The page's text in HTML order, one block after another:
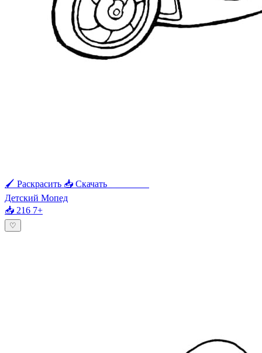
🖌 Раскрасить 📥 Скачать
Детский Мопед
📥 216 7+
♡